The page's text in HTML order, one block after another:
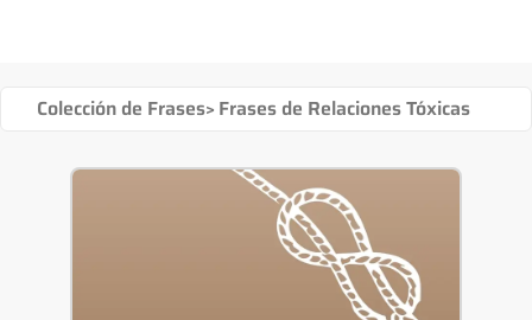
Colección de Frases> Frases de Relaciones Tóxicas